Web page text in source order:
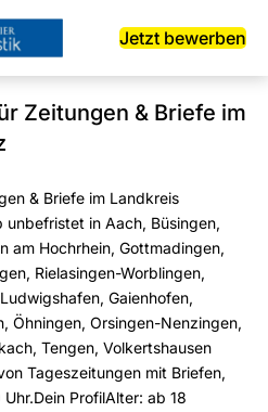
Jetzt bewerben
Zeitungen & Briefe im
& Briefe im Landkreis
in Aach, Büsingen,
am Hochrhein, Gottmadingen,
Rielasingen-Worblingen,
Gaienhofen,
Öhningen, Orsingen-Nenzingen,
Tengen, Volkertshausen
Tageszeitungen mit Briefen,
ProfilAlter: ab 18